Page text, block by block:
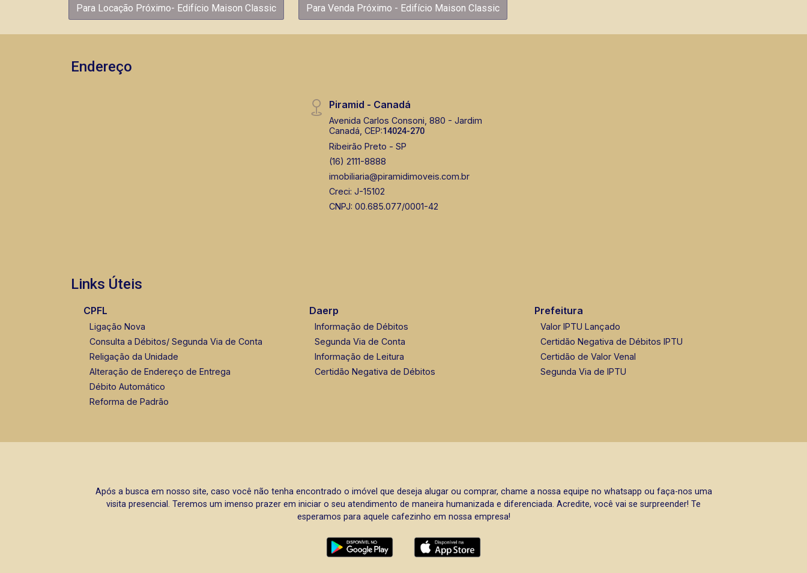
Para Locação Próximo- Edifício Maison Classic Para Venda Próximo - Edifício Maison Classic
Endereço
Piramid - Canadá
Avenida Carlos Consoni, 880 - Jardim
Canadá, CEP:14024-270
Ribeirão Preto - SP
(16) 2111-8888
imobiliaria@piramidimoveis.com.br
Creci: J-15102
CNPJ: 00.685.077/0001-42
Links Úteis
CPFL
Ligação Nova
Consulta a Débitos/ Segunda Via de Conta
Religação da Unidade
Alteração de Endereço de Entrega
Débito Automático
Reforma de Padrão
Daerp
Informação de Débitos
Segunda Via de Conta
Informação de Leitura
Certidão Negativa de Débitos
Prefeitura
Valor IPTU Lançado
Certidão Negativa de Débitos IPTU
Certidão de Valor Venal
Segunda Via de IPTU
Após a busca em nosso site, caso você não tenha encontrado o imóvel que deseja alugar ou comprar, chame a nossa equipe no whatsapp ou faça-nos uma
visita presencial. Teremos um imenso prazer em iniciar o seu atendimento de maneira humanizada e diferenciada. Acredite, você vai se surpreender! Te
esperamos para aquele cafezinho em nossa empresa!